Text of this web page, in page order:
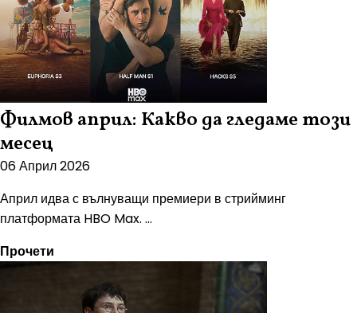
Филмов април: Какво да гледаме този
месец
06 Април 2026
Април идва с вълнуващи премиери в стрийминг
платформата HBO Max. ...
Прочети